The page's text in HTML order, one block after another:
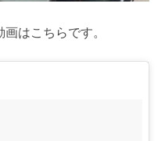
はこちらです。